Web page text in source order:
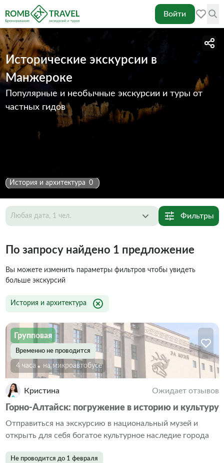
Войти
Исторические экскурсии в
Манжероке
Популярные и необычные экскурсии и туры от
частных гидов
История и архитектура 0
Любая дата, 1 чел. Фильтры
По запросу найдено 1 предложение
Вы можете изменить параметры фильтров чтобы увидеть
больше экскурсий
История и архитектура
Групповая
Временно не проводится
4 часа На микроавтобусе
Кристина Ожидает отзывов
Горно-Алтайск: погружение в историю и культуру
Отправиться на экскурсию в национальный музей и
открыть для себя богатое культурное наследие города
Не проводится до 1 февраля